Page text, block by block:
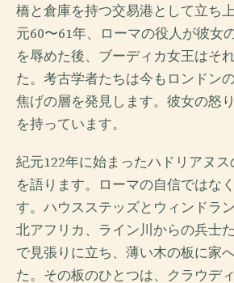
橋と倉庫を持つ交易港として立ち
元60〜61年、ローマの役人が彼女
を辱めた後、ブーディカ女王はそ
た。考古学者たちは今もロンドン
焦げの層を発見します。彼女の怒
を持っています。
紀元122年に始まったハドリアヌ
を語ります。ローマの自信ではな
す。ハウスステッズとウィンドラ
北アフリカ、ライン川からの兵士
で見張りに立ち、薄い木の板に家
た。その板のひとつは、クラウデ